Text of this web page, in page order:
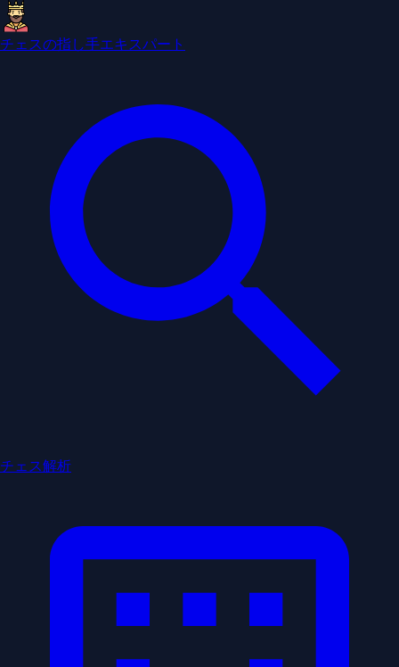
チェスの指し手エキスパート
チェス解析